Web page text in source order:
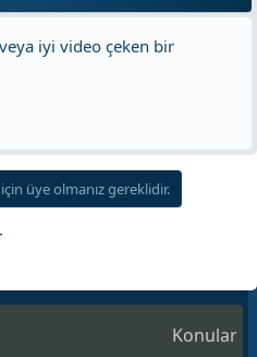
veya iyi video çeken bir
üye olmanız gereklidir.
Konular